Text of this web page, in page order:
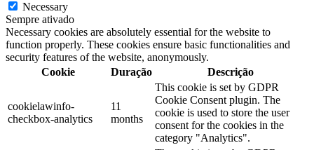
Necessary
Sempre ativado
Necessary cookies are absolutely essential for the website to
function properly. These cookies ensure basic functionalities and
security features of the website, anonymously.
Cookie
Duração Descrição
cookielawinfo-
checkbox-analytics
11
months
This cookie is set by GDPR
Cookie Consent plugin. The
cookie is used to store the user
consent for the cookies in the
category "Analytics".